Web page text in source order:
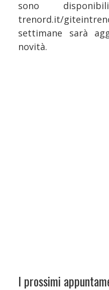
sono
trenord.it/
settimane sarà
novità.
I prossimi